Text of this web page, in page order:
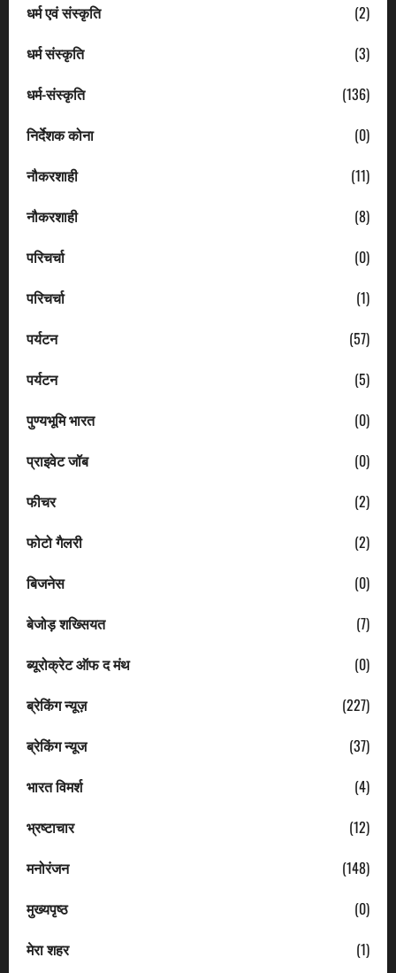
धर्म एवं संस्कृति
(2)
धर्म संस्कृति
(3)
धर्म-संस्कृति
(136)
निर्देशक कोना
(0)
नौकरशाही
(11)
नौकरशाही
(8)
परिचर्चा
(0)
परिचर्चा
(1)
पर्यटन
(57)
पर्यटन
(5)
पुण्यभूमि भारत
(0)
प्राइवेट जॉब
(0)
फीचर
(2)
फोटो गैलरी
(2)
बिजनेस
(0)
बेजोड़ शख्सियत
(7)
ब्यूरोक्रेट ऑफ द मंथ
(0)
ब्रेकिंग न्यूज़
(227)
ब्रेकिंग न्यूज
(37)
भारत विमर्श
(4)
भ्रष्टाचार
(12)
मनोरंजन
(148)
मुख्यपृष्ठ
(0)
मेरा शहर
(1)